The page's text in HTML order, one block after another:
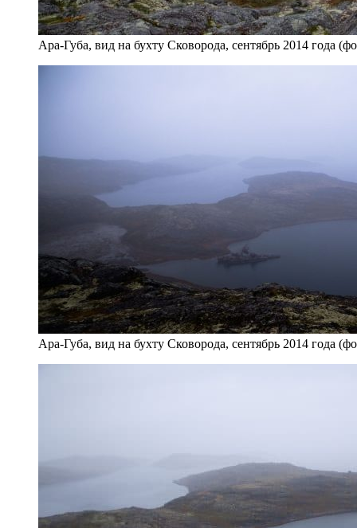
Ара-Губа, вид на бухту Сковорода, сентябрь 2014 года
Ара-Губа, вид на бухту Сковорода, сентябрь 2014 года